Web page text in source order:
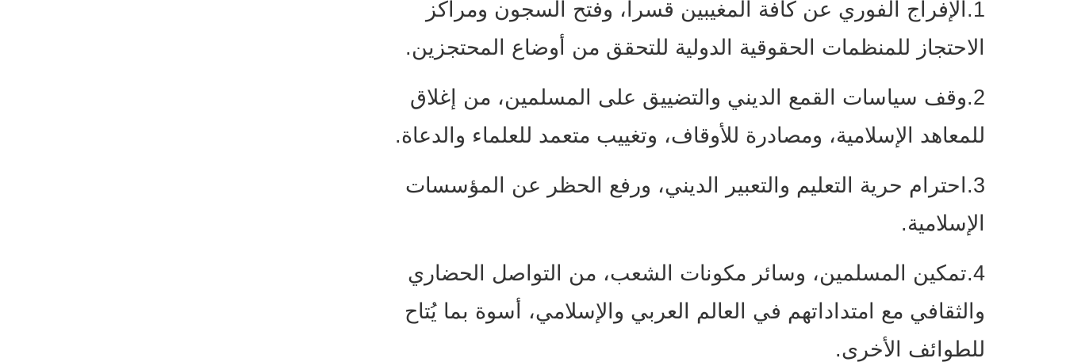
1.الإفراج الفوري عن كافة المغيبين قسرا، وفتح السجون ومراكز
الاحتجاز للمنظمات الحقوقية الدولية للتحقق من أوضاع المحتجزين.
2.وقف سياسات القمع الديني والتضييق على المسلمين، من إغلاق
للمعاهد الإسلامية، ومصادرة للأوقاف، وتغييب متعمد للعلماء والدعاة.
3.احترام حرية التعليم والتعبير الديني، ورفع الحظر عن المؤسسات
الإسلامية.
4.تمكين المسلمين، وسائر مكونات الشعب، من التواصل الحضاري
والثقافي مع امتداداتهم في العالم العربي والإسلامي، أسوة بما يُتاح
للطوائف الأخرى.